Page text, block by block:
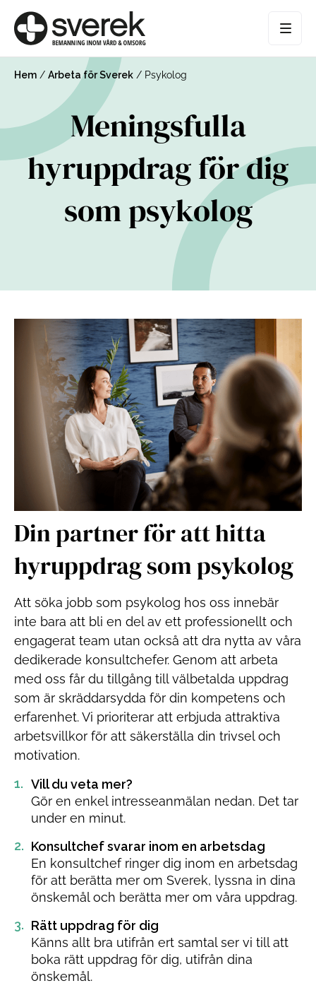
Hem / Arbeta för Sverek / Psykolog
Meningsfulla
hyruppdrag för dig
som psykolog
Din partner för att hitta
hyruppdrag som psykolog
Att söka jobb som psykolog hos oss innebär
inte bara att bli en del av ett professionellt och
engagerat team utan också att dra nytta av våra
dedikerade konsultchefer. Genom att arbeta
med oss får du tillgång till välbetalda uppdrag
som är skräddarsydda för din kompetens och
erfarenhet. Vi prioriterar att erbjuda attraktiva
arbetsvillkor för att säkerställa din trivsel och
motivation.
Vill du veta mer?
Gör en enkel intresseanmälan nedan. Det tar
under en minut.
Konsultchef svarar inom en arbetsdag
En konsultchef ringer dig inom en arbetsdag
för att berätta mer om Sverek, lyssna in dina
önskemål och berätta mer om våra uppdrag.
Rätt uppdrag för dig
Känns allt bra utifrån ert samtal ser vi till att
boka rätt uppdrag för dig, utifrån dina
önskemål.